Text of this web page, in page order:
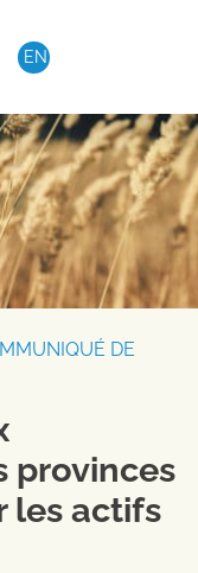
EN
DE
provinces
les actifs